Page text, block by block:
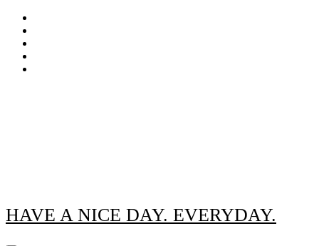
Zum
Inhalt
springen
HAVE A NICE DAY. EVERYDAY.